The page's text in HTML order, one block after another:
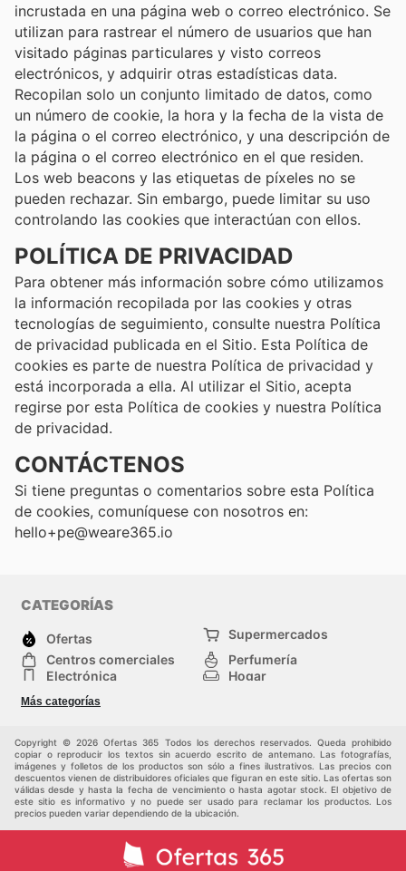
incrustada en una página web o correo electrónico. Se
utilizan para rastrear el número de usuarios que han
visitado páginas particulares y visto correos
electrónicos, y adquirir otras estadísticas data.
Recopilan solo un conjunto limitado de datos, como
un número de cookie, la hora y la fecha de la vista de
la página o el correo electrónico, y una descripción de
la página o el correo electrónico en el que residen.
Los web beacons y las etiquetas de píxeles no se
pueden rechazar. Sin embargo, puede limitar su uso
controlando las cookies que interactúan con ellos.
POLÍTICA DE PRIVACIDAD
Para obtener más información sobre cómo utilizamos
la información recopilada por las cookies y otras
tecnologías de seguimiento, consulte nuestra Política
de privacidad publicada en el Sitio. Esta Política de
cookies es parte de nuestra Política de privacidad y
está incorporada a ella. Al utilizar el Sitio, acepta
regirse por esta Política de cookies y nuestra Política
de privacidad.
CONTÁCTENOS
Si tiene preguntas o comentarios sobre esta Política
de cookies, comuníquese con nosotros en:
hello+pe@weare365.io
CATEGORÍAS
Ofertas
Supermercados
Centros comerciales
Perfumería
Electrónica
Hogar
Deporte
Moda
Más categorías
Copyright © 2026 Ofertas 365 Todos los derechos reservados. Queda prohibido
copiar o reproducir los textos sin acuerdo escrito de antemano. Las fotografías,
imágenes y folletos de los productos son sólo a fines ilustrativos. Las precios con
descuentos vienen de distribuidores oficiales que figuran en este sitio. Las ofertas son
válidas desde y hasta la fecha de vencimiento o hasta agotar stock. El objetivo de
este sitio es informativo y no puede ser usado para reclamar los productos. Los
precios pueden variar dependiendo de la ubicación.